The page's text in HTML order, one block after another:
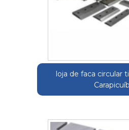
loja de faca circular